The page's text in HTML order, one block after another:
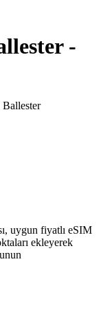
-
uygun fiyatlı eSIM
ekleyerek